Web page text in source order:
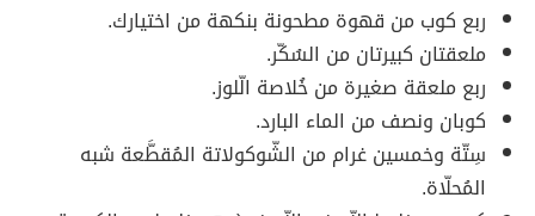
ربع كوب من قهوة مطحونة بنكهة من اختيارك.
ملعقتان كبيرتان من السُكّر.
ربع ملعقة صغيرة من خُلاصة الّلوز.
كوبان ونصف من الماء البارد.
سِتّة وخمسين غرام من الشّوكولاتة المُقطَّعة شبه
المُحلّاة.